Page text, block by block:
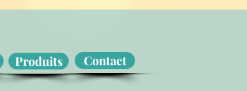
Produits Contact